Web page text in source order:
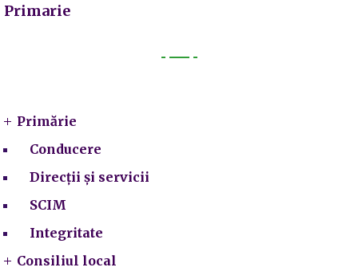
Primarie
Primărie
Conducere
Direcții și servicii
SCIM
Integritate
Consiliul local